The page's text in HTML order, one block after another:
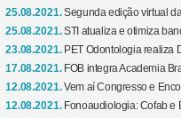
25.08.2021.Segunda edição virtual
25.08.2021.STI atualiza e otimiza
23.08.2021. PET Odontologia realiza
17.08.2021. FOB integra Academia
12.08.2021.Vem aí Congresso e
12.08.2021. Fonoaudiologia: Cofab e